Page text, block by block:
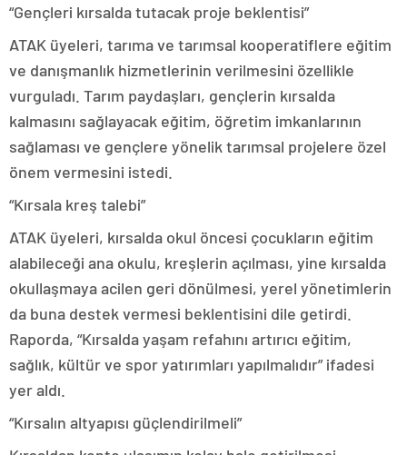
“Gençleri kırsalda tutacak proje beklentisi”
ATAK üyeleri, tarıma ve tarımsal kooperatiflere eğitim
ve danışmanlık hizmetlerinin verilmesini özellikle
vurguladı. Tarım paydaşları, gençlerin kırsalda
kalmasını sağlayacak eğitim, öğretim imkanlarının
sağlaması ve gençlere yönelik tarımsal projelere özel
önem vermesini istedi.
“Kırsala kreş talebi”
ATAK üyeleri, kırsalda okul öncesi çocukların eğitim
alabileceği ana okulu, kreşlerin açılması, yine kırsalda
okullaşmaya acilen geri dönülmesi, yerel yönetimlerin
da buna destek vermesi beklentisini dile getirdi.
Raporda, “Kırsalda yaşam refahını artırıcı eğitim,
sağlık, kültür ve spor yatırımları yapılmalıdır” ifadesi
yer aldı.
“Kırsalın altyapısı güçlendirilmeli”